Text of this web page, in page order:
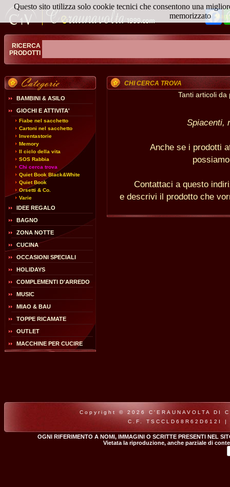
RICERCA
PRODOTTI
BAMBINI & ASILO
GIOCHI E ATTIVITA'
Fiabe nel sacchetto
Cartoni nel sacchetto
Inventastorie
Memory
Il ciclo della vita
SOS Rabbia
Chi cerca trova
Quiet Book Black&White
Quiet Book
Orsetti & Co.
Varie
IDEE REGALO
BAGNO
ZONA NOTTE
CUCINA
OCCASIONI SPECIALI
HOLIDAYS
COMPLEMENTI D'ARREDO
MUSIC
MIAO & BAU
TOPPE RICAMATE
OUTLET
MACCHINE PER CUCIRE
CHI CERCA TROVA
Tanti articoli
Spiacenti,
Anche se i prodotti
Contattaci a questo
e descrivi il prodotto che
Copyright © 2026 C'ERAUNAVOLTA
C.F. TSCCLD68R62D612I
OGNI RIFERIMENTO A NOMI, IMMAGINI O SCRITTE PRESENTI NEL
Vietata la riproduzione, anche parziale di
Questo sito utilizza solo cookie tecnici che consentono una
memorizzato